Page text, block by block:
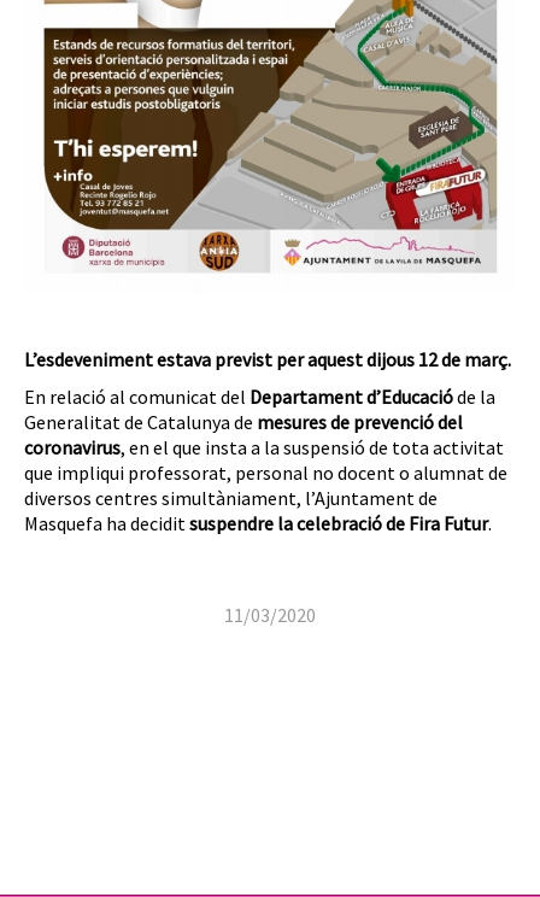
L’esdeveniment estava previst per aquest dijous 12 de març.
En relació al comunicat del Departament d’Educacióde la
Generalitat de Catalunya de mesures de prevenció del
coronavirus, en el que insta a la suspensió de tota activitat
que impliqui professorat, personal no docent o alumnat de
diversos centres simultàniament, l’Ajuntament de
Masquefa ha decidit suspendre la celebració de Fira Futur.
11/03/2020